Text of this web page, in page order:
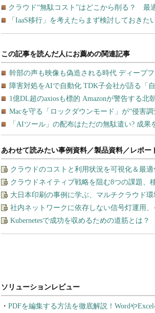
クラウド“無駄コスト”はどこから削る？ 最
「IaaS移行」を考えたらまず検討しておきた
あわせて読みたい事例資料／製品資料／レポー
クラウドのコストと利用状況を可視化＆最適
クラウドネイティブ戦略を阻む8つの課題、
大日本印刷の事例に学ぶ、マルチクラウド
社内ネットワークに依存しない信号灯運用
Kubernetesで成功を収めるための道筋とは？
PDFを編集する方法を徹底解説！Wordや